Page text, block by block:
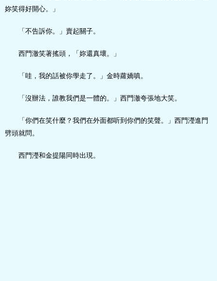
妳笑得好開心。」
「不告訴你。」賣起關子。
西門澈笑著搖頭，「妳還真壞。」
「哇，我的話被你學走了。」金時蘿嬌嗔。
「沒辦法，誰教我們是一體的。」西門澈夸張地大笑。
「你們在笑什麼？我們在外面都听到你們的笑聲。」西門瀅進門
劈頭就問。
西門瀅和金提陽同時出現。